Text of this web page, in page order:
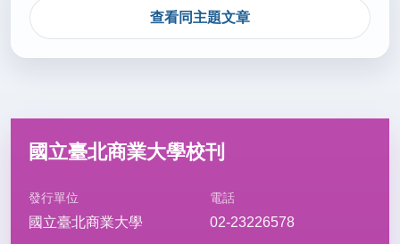
查看同主題文章
國立臺北商業大學校刊
發行單位
國立臺北商業大學
電話
02-23226578